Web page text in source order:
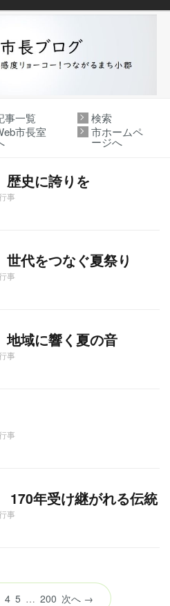
事一覧
検索
市長室
市ホームペ
ージへ
歴史に誇りを
事
代をつなぐ夏祭り
事
地域に響く夏の音
事
事
170年受け継がれる伝統
事
4 5 … 200 次へ →